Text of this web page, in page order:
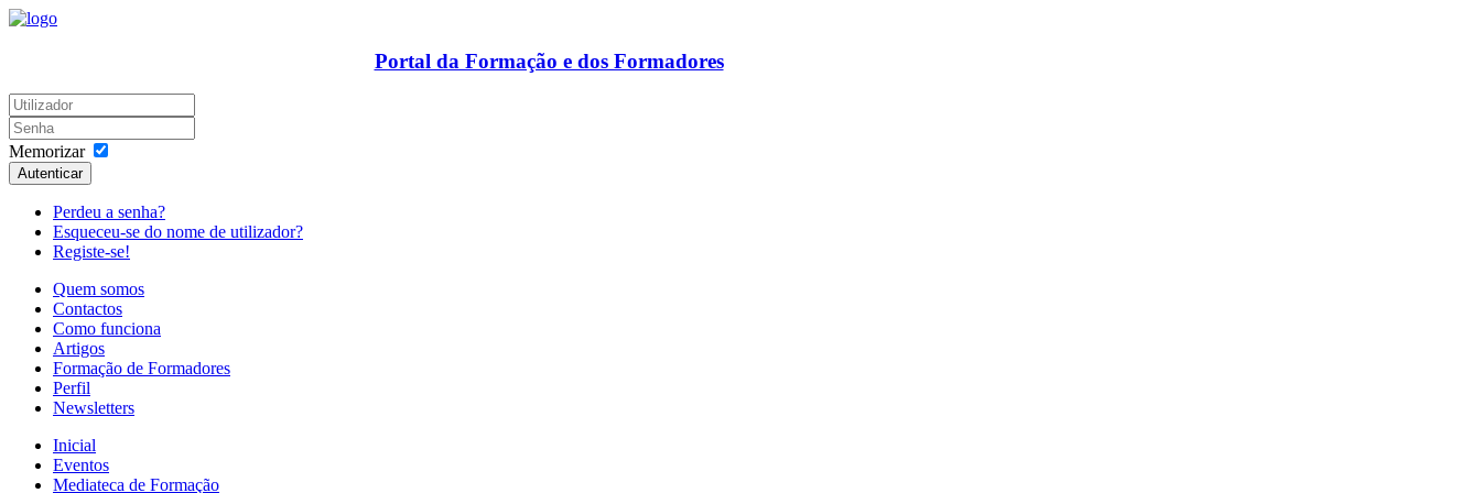
Portal da Formação e dos Formadores
Memorizar
Autenticar
Perdeu a senha?
Esqueceu-se do nome de utilizador?
Registe-se!
Quem somos
Contactos
Como funciona
Artigos
Formação de Formadores
Perfil
Newsletters
Inicial
Eventos
Mediateca de Formação